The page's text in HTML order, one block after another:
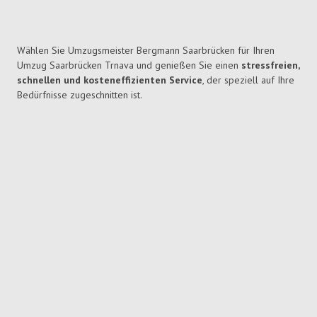
Wählen Sie Umzugsmeister Bergmann Saarbrücken für Ihren
Umzug Saarbrücken Trnava und genießen Sie einen stressfreien,
schnellen und kosteneffizienten Service, der speziell auf Ihre
Bedürfnisse zugeschnitten ist.